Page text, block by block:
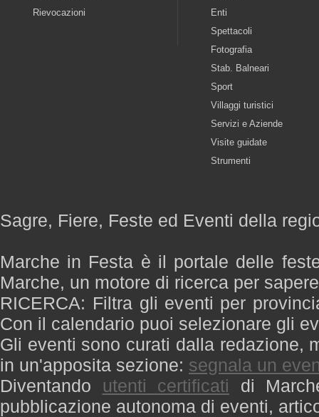
Rievocazioni
Enti
Spettacoli
Fotografia
Stab. Balneari
Sport
Villaggi turistici
Servizi e Aziende
Visite guidate
Strumenti
Sagre, Fiere, Feste ed Eventi della
Marche in Festa è il portale delle
Marche, un motore di ricerca per
RICERCA: Filtra gli eventi per
Con il calendario puoi selezionare gli
Gli eventi sono curati dalla redazione,
in un'apposita sezione: segnala un
Diventando utenti certificati di
pubblicazione autonoma di eventi,